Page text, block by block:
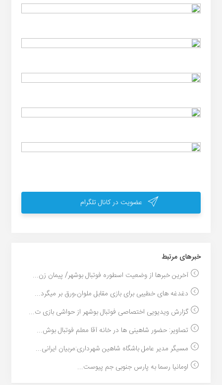
عضویت در کانال تلگرام
خبر‌های مرتبط
آخرین خبرها از وضعیت اسطوره فوتبال بوشهر/ پیمان زن...
دغدغه های خطیبی برای بازی مقابل ملوان،ورق بر میگرد...
گزارش ویدیویی اختصاصی فوتبال بوشهر از حواشی بازی ت...
تصاویر: حضور شاهینی ها در خانه آقا معلم فوتبال بوش...
مسیگر مدیر عامل باشگاه شاهین شهرداری:مربیان ایرانی...
اومانیا رسما به پارس جنوبی جم پیوست...